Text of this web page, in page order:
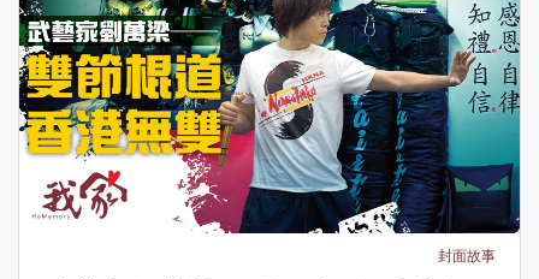
封面故事